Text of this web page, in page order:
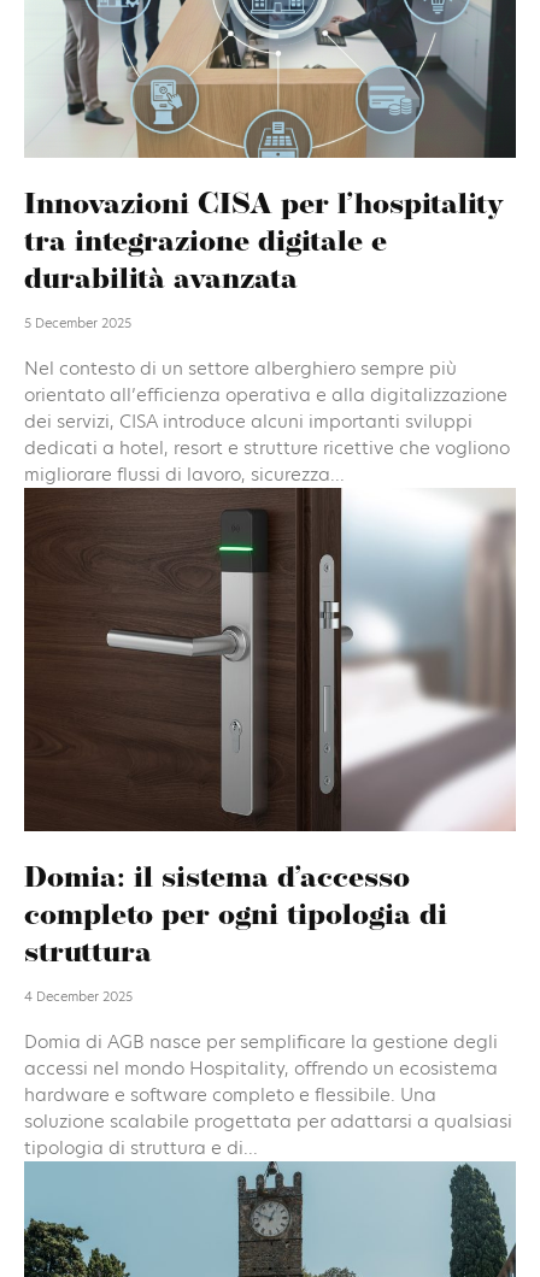
Innovazioni CISA per l’hospitality
tra integrazione digitale e
durabilità avanzata
5 December 2025
Nel contesto di un settore alberghiero sempre più
orientato all’efficienza operativa e alla digitalizzazione
dei servizi, CISA introduce alcuni importanti sviluppi
dedicati a hotel, resort e strutture ricettive che vogliono
migliorare flussi di lavoro, sicurezza...
Domia: il sistema d’accesso
completo per ogni tipologia di
struttura
4 December 2025
Domia di AGB nasce per semplificare la gestione degli
accessi nel mondo Hospitality, offrendo un ecosistema
hardware e software completo e flessibile. Una
soluzione scalabile progettata per adattarsi a qualsiasi
tipologia di struttura e di...